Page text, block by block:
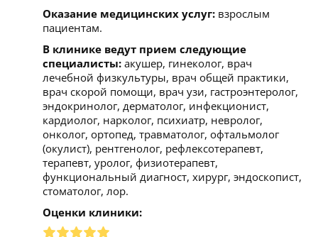
Оказание медицинских услуг: взрослым
пациентам.
В клинике ведут прием следующие
специалисты: акушер, гинеколог, врач
лечебной физкультуры, врач общей практики,
врач скорой помощи, врач узи, гастроэнтеролог,
эндокринолог, дерматолог, инфекционист,
кардиолог, нарколог, психиатр, невролог,
онколог, ортопед, травматолог, офтальмолог
(окулист), рентгенолог, рефлексотерапевт,
терапевт, уролог, физиотерапевт,
функциональный диагност, хирург, эндоскопист,
стоматолог, лор.
Оценки клиники: